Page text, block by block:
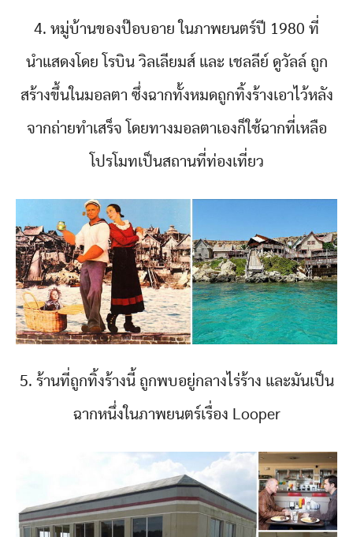
4. หมู่บ้านของป๊อบอาย ในภาพยนตร์ปี 1980 ที่
นำแสดงโดย โรบิน วิลเลียมส์ และ เชลลีย์ ดูวัลล์ ถูก
สร้างขึ้นในมอลตา ซึ่งฉากทั้งหมดถูกทิ้งร้างเอาไว้หลัง
จากถ่ายทำเสร็จ โดยทางมอลตาเองก็ใช้ฉากที่เหลือ
โปรโมทเป็นสถานที่ท่องเที่ยว
5. ร้านที่ถูกทิ้งร้างนี้ ถูกพบอยู่กลางไร่ร้าง และมันเป็น
ฉากหนึ่งในภาพยนตร์เรื่อง Looper